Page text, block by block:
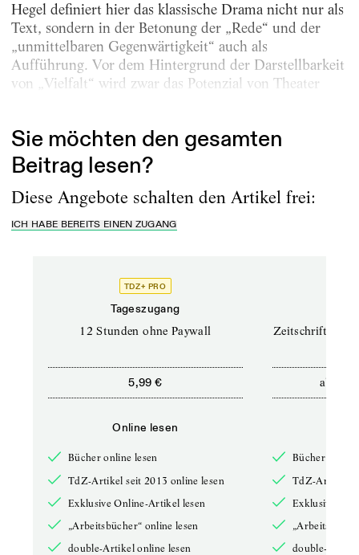
Hegel definiert hier das klassische Drama nicht nur als
Text, sondern in der Betonung der „Rede“ und der
„unmittelbaren Gegenwärtigkeit“ auch als
Aufführung. Vor dem Hintergrund der Darstellbarkeit
von „Vielfalt“ wird zwar das Potenzial von Theater
Sie möchten den gesamten
Beitrag lesen?
Diese Angebote schalten den Artikel frei:
ICH HABE BEREITS EINEN ZUGANG
TDZ+ PRO
Tageszugang
12 Stunden ohne Paywall
5,99 €
Online lesen
Bücher online lesen
TdZ-Artikel seit 2013 online lesen
Exklusive Online-Artikel lesen
„Arbeitsbücher“ online lesen
double-Artikel online lesen
Zeitschriften
ab
Bücher online
TdZ-Artikel
Exklusive
double-